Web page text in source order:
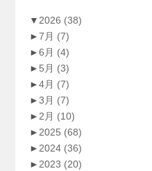
▼2026 (38)
►7月 (7)
►6月 (4)
► 5月 (3)
►4月 (7)
►3月 (7)
►2月 (10)
►2025 (68)
►2024 (36)
►2023 (20)